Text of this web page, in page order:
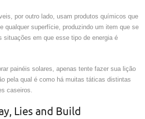
por outro lado, usam produtos químicos que
qualquer superfície, produzindo um item que se
situações em que esse tipo de energia é
painéis solares, apenas tente fazer sua lição
pela qual é como há muitas táticas distintas
caseiros.
Lies and Build